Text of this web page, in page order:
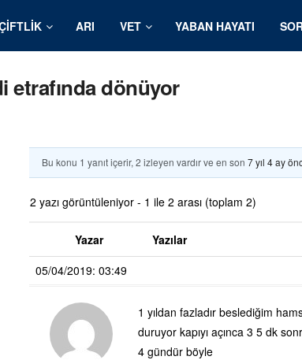
ARI VET YABAN HAYATI
etrafında dönüyor
Bu konu 1 yanıt içerir, 2 izleyen vardır ve en son 7 yıl 4 ay
2 yazı görüntüleniyor - 1 ile 2 arası (toplam 2)
Yazar
Yazılar
05/04/2019: 03:49
1 yıldan fazladır beslediğim
duruyor kapıyı açınca 3 5 dk
4 gündür böyle